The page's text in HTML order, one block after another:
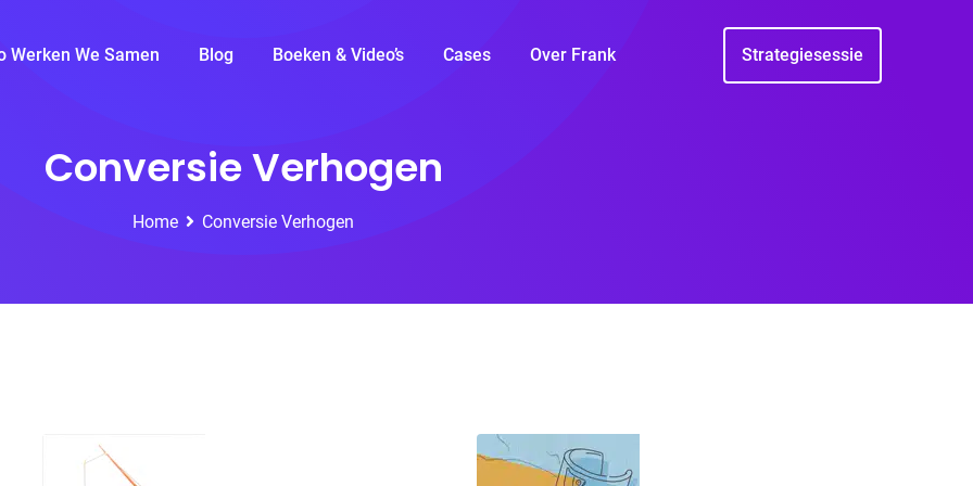
Werken We Samen Blog Boeken & Video’s Cases Over Frank Strategiesessie
Conversie Verhogen
Home Conversie Verhogen